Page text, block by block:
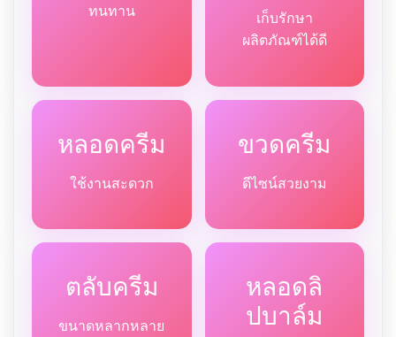
ทนทาน
เก็บรักษา
ผลิตภัณฑ์ได้ดี
หลอดครีม
ใช้งานสะดวก
ขวดครีม
ดีไซน์สวยงาม
ตลับครีม
ขนาดหลากหลาย
หลอดลิ
ปบาล์ม